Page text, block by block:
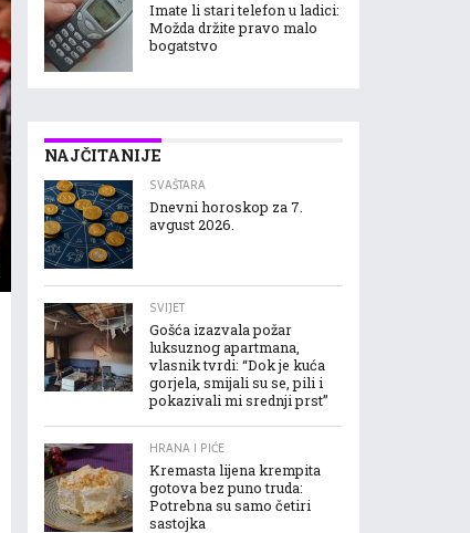
Imate li stari telefon u ladici:
Možda držite pravo malo
bogatstvo
NAJČITANIJE
SVAŠTARA
Dnevni horoskop za 7.
avgust 2026.
SVIJET
Gošća izazvala požar
luksuznog apartmana,
vlasnik tvrdi: “Dok je kuća
gorjela, smijali su se, pili i
pokazivali mi srednji prst”
HRANA I PIĆE
Kremasta lijena krempita
gotova bez puno truda:
Potrebna su samo četiri
sastojka